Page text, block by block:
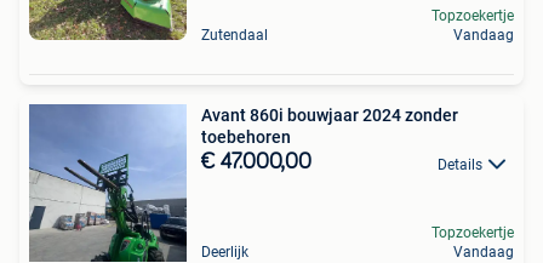
Zutendaal
Topzoekertje
Vandaag
Avant 860i bouwjaar 2024 zonder
toebehoren
€ 47.000,00 Details
Deerlijk
Topzoekertje
Vandaag